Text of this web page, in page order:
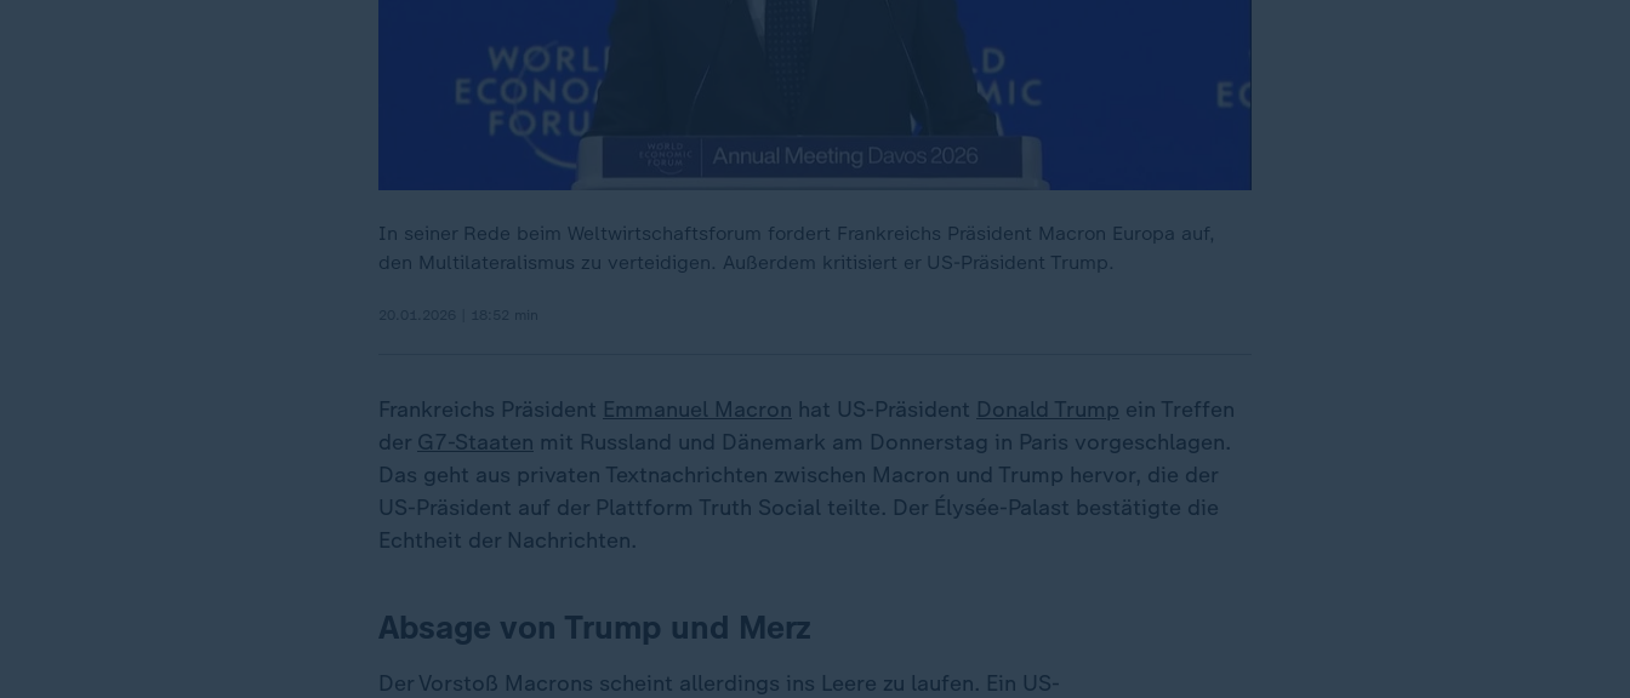
In seiner Rede beim Weltwirtschaftsforum fordert Frankreichs Präsident Macron Europa auf,
den Multilateralismus zu verteidigen. Außerdem kritisiert er US-Präsident Trump.
Frankreichs Präsident Emmanuel Macron hat US-Präsident Donald Trump ein Treffen
der G7-Staaten mit Russland und Dänemark am Donnerstag in Paris vorgeschlagen.
Das geht aus privaten Textnachrichten zwischen Macron und Trump hervor, die der
US-Präsident auf der Plattform Truth Social teilte. Der Élysée-Palast bestätigte die
Echtheit der Nachrichten.
Absage von Trump und Merz
Der Vorstoß Macrons scheint allerdings ins Leere zu laufen. Ein US-